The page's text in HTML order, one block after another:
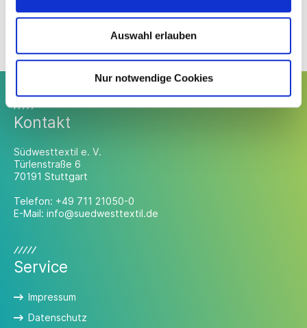
Auswahl erlauben
Nur notwendige Cookies
Kontakt
Südwesttextil e. V.
Türlenstraße 6
70191 Stuttgart
Telefon: +49 711 21050-0
E-Mail: info@suedwesttextil.de
Service
Impressum
Datenschutz